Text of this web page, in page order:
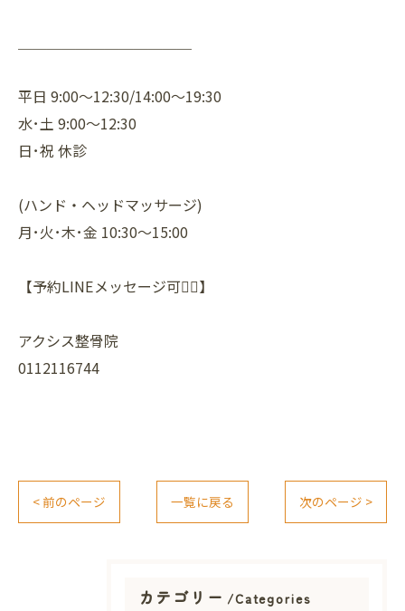
平日 9:00～12:30/14:00～19:30
水･土 9:00～12:30
日･祝 休診
(ハンド・ヘッドマッサージ)
月･火･木･金 10:30～15:00
【予約LINEメッセージ可🙆‍♀️】
アクシス整骨院
0112116744
< 前のページ 一覧に戻る 次のページ >
カテゴリー Categories